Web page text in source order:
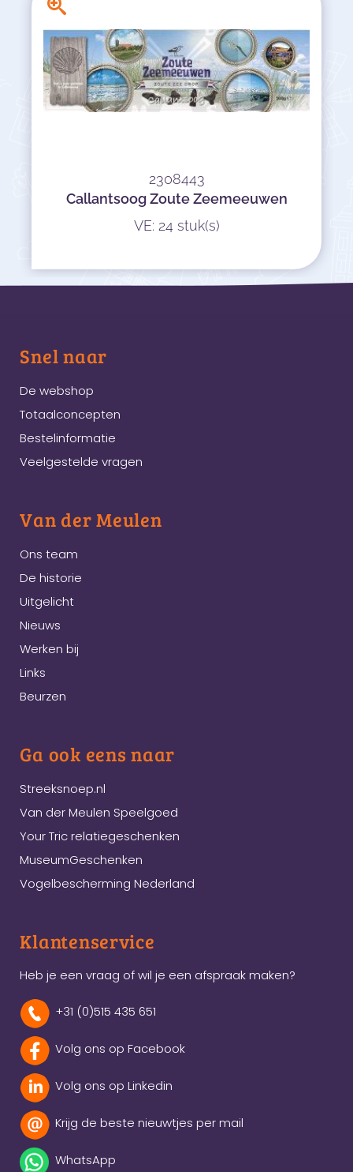
2308443
Callantsoog Zoute Zeemeeuwen
VE: 24 stuk(s)
Snel naar
De webshop
Totaalconcepten
Bestelinformatie
Veelgestelde vragen
Van der Meulen
Ons team
De historie
Uitgelicht
Nieuws
Werken bij
Links
Beurzen
Ga ook eens naar
Streeksnoep.nl
Van der Meulen Speelgoed
Your Tric relatiegeschenken
MuseumGeschenken
Vogelbescherming Nederland
Klantenservice
Heb je een vraag of wil je een afspraak maken?
+31 (0)515 435 651
Volg ons op Facebook
Volg ons op Linkedin
Krijg de beste nieuwtjes per mail
WhatsApp